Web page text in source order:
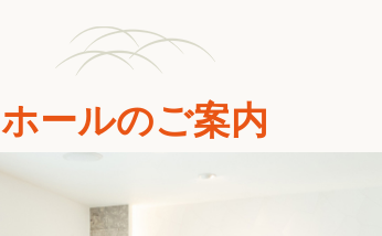
ホールのご案内